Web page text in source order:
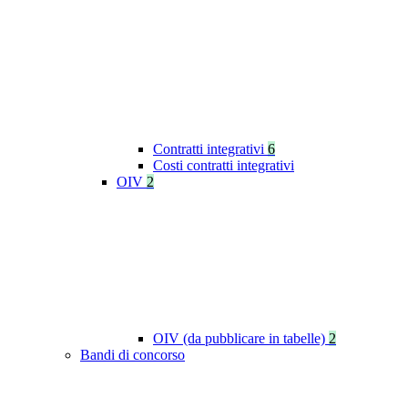
Contratti integrativi 6
Costi contratti integrativi
OIV 2
OIV (da pubblicare in tabelle) 2
Bandi di concorso